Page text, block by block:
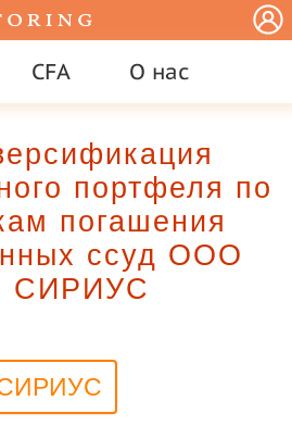
CFA О нас
портфеля по
погашения
ссуд ООО
СИРИУС